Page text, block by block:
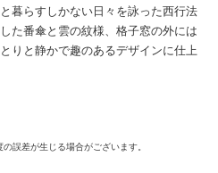
暮らすしかない日々を詠った西行法
た番傘と雲の紋様、格子窓の外には
りと静かで趣のあるデザインに仕上
誤差が生じる場合がございます。